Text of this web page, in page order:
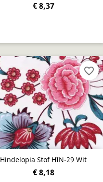
€ 8,37
Hindelopia Stof HIN-29 Wit
€ 8,18
favorite_border